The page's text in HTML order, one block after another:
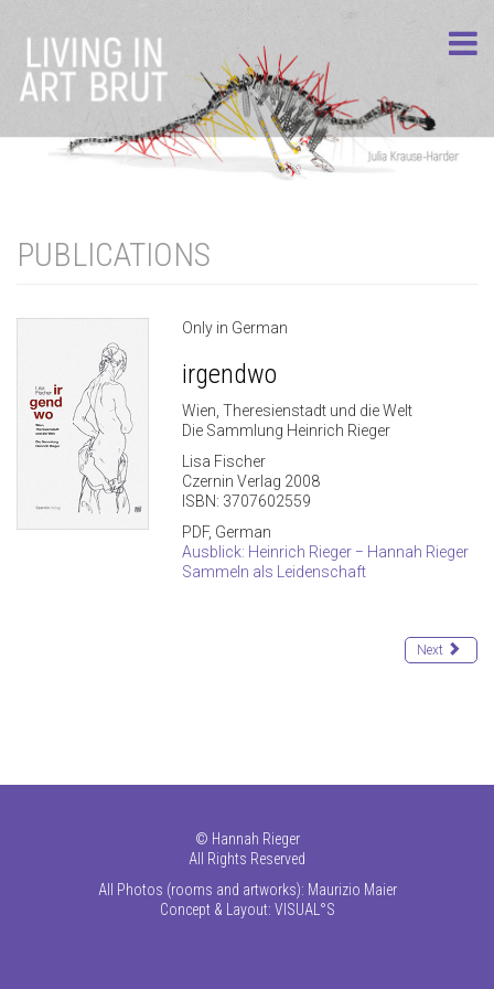
PUBLICATIONS
Only in German
irgendwo
Wien, Theresienstadt und die Welt
Die Sammlung Heinrich Rieger
Lisa Fischer
Czernin Verlag 2008
ISBN: 3707602559
PDF, German
Ausblick: Heinrich Rieger − Hannah Rieger
Sammeln als Leidenschaft
Next
© Hannah Rieger
All Rights Reserved
All Photos (rooms and artworks): Maurizio Maier
Concept & Layout: VISUAL°S